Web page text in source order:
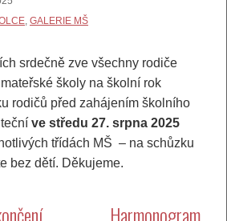
, GALERIE MŠ
srdečně zve všechny rodiče
školy na školní rok
rodičů před zahájením školního
ve středu 27. srpna 2025
třídách MŠ – na schůzku
bez dětí. Děkujeme.
Harmonogram